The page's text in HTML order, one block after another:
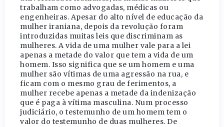
trabalham como advogadas, médicas ou
engenheiras. Apesar do alto nível de educação da
mulher iraniana, depois da revolução foram
introduzidas muitas leis que discriminam as
mulheres. A vida de uma mulher vale para a lei
apenas a metade do valor que tem a vida de um
homem. Isso significa que se um homem e uma
mulher são vítimas de uma agressão na rua, e
ficam com o mesmo grau de ferimentos, a
mulher recebe apenas a metade da indenização
que é paga à vítima masculina. Num processo
judiciário, o testemunho de um homem tem o
valor do testemunho de duas mulheres. De